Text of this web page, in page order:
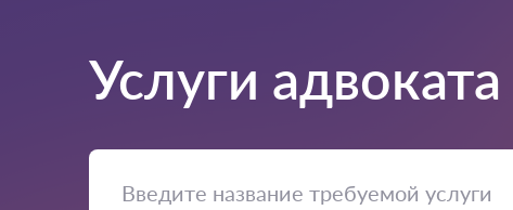
Услуги адвоката